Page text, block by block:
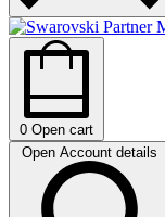
0 Open cart
Open Account details